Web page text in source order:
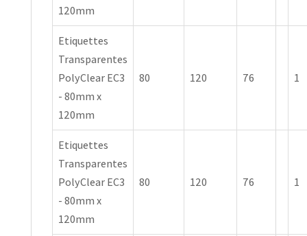
120mm
Etiquettes
Transparentes
PolyClear EC3
- 80mm x
120mm
80 120 76 1
Etiquettes
Transparentes
PolyClear EC3
- 80mm x
120mm
80 120 76 1